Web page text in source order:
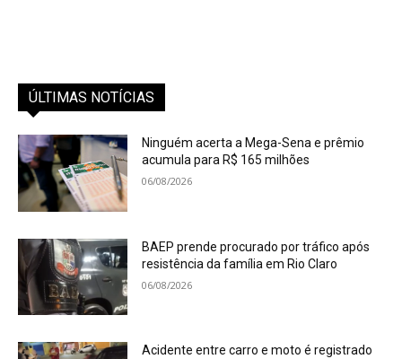
ÚLTIMAS NOTÍCIAS
Ninguém acerta a Mega-Sena e prêmio
acumula para R$ 165 milhões
06/08/2026
BAEP prende procurado por tráfico após
resistência da família em Rio Claro
06/08/2026
Acidente entre carro e moto é registrado